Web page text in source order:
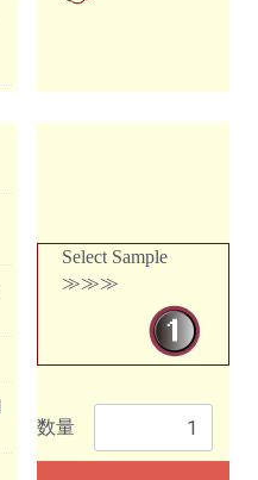
Select Sample
≫≫≫
数量